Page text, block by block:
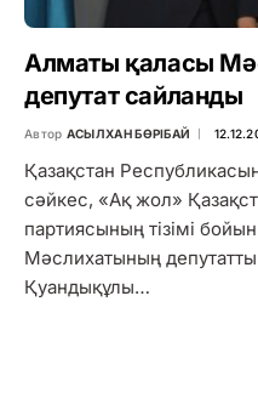
Алматы қаласы
депутат сайланды
Автор АСЫЛХАН БӨРІБАЙ
Қазақстан
сәйкес, «Ақ жол»
партиясының тізімі
Мәслихатының
Қуандықұлы…